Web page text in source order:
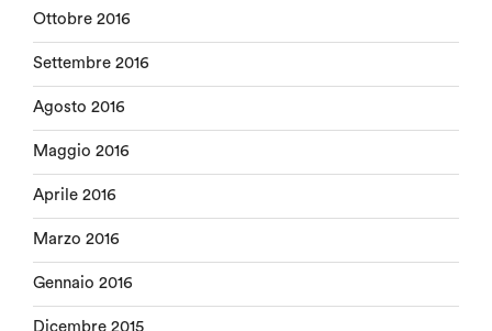
Ottobre 2016
Settembre 2016
Agosto 2016
Maggio 2016
Aprile 2016
Marzo 2016
Gennaio 2016
Dicembre 2015